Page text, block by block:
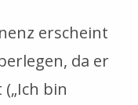
erscheint
da er
bin